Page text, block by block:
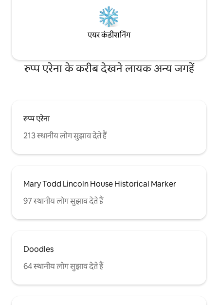
एयर कंडीशनिंग
रुप्प एरेना के करीब देखने लायक अन्य जगहें
रुप्प एरेना
213 स्थानीय लोग सुझाव देते हैं
Mary Todd Lincoln House Historical Marker
97 स्थानीय लोग सुझाव देते हैं
Doodles
64 स्थानीय लोग सुझाव देते हैं